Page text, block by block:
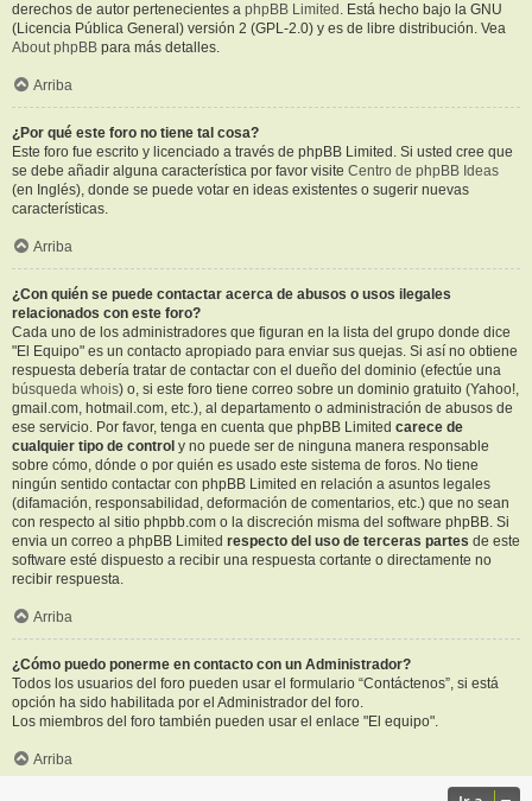
derechos de autor pertenecientes a phpBB Limited . Está hecho bajo la GNU
(Licencia Pública General) versión 2 (GPL-2.0) y es de libre distribución. Vea
About phpBB para más detalles.
Arriba
¿Por qué este foro no tiene tal cosa?
Este foro fue escrito y licenciado a través de phpBB Limited. Si usted cree que
se debe añadir alguna característica por favor visite Centro de phpBB Ideas
(en Inglés), donde se puede votar en ideas existentes o sugerir nuevas
características.
Arriba
¿Con quién se puede contactar acerca de abusos o usos ilegales
relacionados con este foro?
Cada uno de los administradores que figuran en la lista del grupo donde dice
"El Equipo" es un contacto apropiado para enviar sus quejas. Si así no obtiene
respuesta debería tratar de contactar con el dueño del dominio (efectúe una
búsqueda whois) o, si este foro tiene correo sobre un dominio gratuito (Yahoo!,
gmail.com, hotmail.com, etc.), al departamento o administración de abusos de
ese servicio. Por favor, tenga en cuenta que phpBB Limited carece de
cualquier tipo de control y no puede ser de ninguna manera responsable
sobre cómo, dónde o por quién es usado este sistema de foros. No tiene
ningún sentido contactar con phpBB Limited en relación a asuntos legales
(difamación, responsabilidad, deformación de comentarios, etc.) que no sean
con respecto al sitio phpbb.com o la discreción misma del software phpBB. Si
envia un correo a phpBB Limited respecto del uso de terceras partes de este
software esté dispuesto a recibir una respuesta cortante o directamente no
recibir respuesta.
Arriba
¿Cómo puedo ponerme en contacto con un Administrador?
Todos los usuarios del foro pueden usar el formulario “Contáctenos”, si está
opción ha sido habilitada por el Administrador del foro.
Los miembros del foro también pueden usar el enlace "El equipo".
Arriba